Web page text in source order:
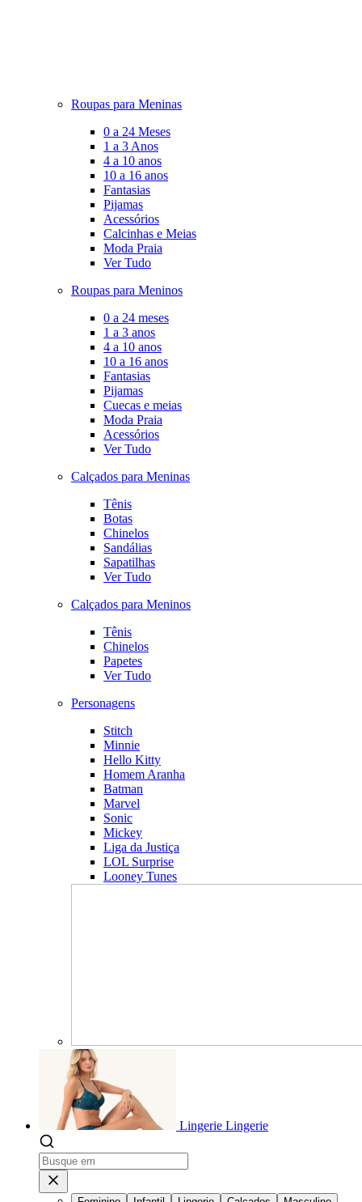
Roupas para Meninas
0 a 24 Meses
1 a 3 Anos
4 a 10 anos
10 a 16 anos
Fantasias
Pijamas
Acessórios
Calcinhas e Meias
Moda Praia
Ver Tudo
Roupas para Meninos
0 a 24 meses
1 a 3 anos
4 a 10 anos
10 a 16 anos
Fantasias
Pijamas
Cuecas e meias
Moda Praia
Acessórios
Ver Tudo
Calçados para Meninas
Tênis
Botas
Chinelos
Sandálias
Sapatilhas
Ver Tudo
Calçados para Meninos
Tênis
Chinelos
Papetes
Ver Tudo
Personagens
Stitch
Minnie
Hello Kitty
Homem Aranha
Batman
Marvel
Sonic
Mickey
Liga da Justiça
LOL Surprise
Looney Tunes
Lingerie Lingerie